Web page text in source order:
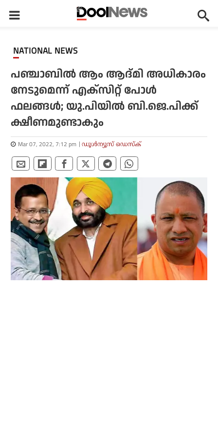
NATIONAL NEWS
പഞ്ചാബില്‍ ആം ആദ്മി അധികാരം
നേടുമെന്ന് എക്‌സിറ്റ് പോള്‍
ഫലങ്ങള്‍; യു.പിയില്‍ ബി.ജെ.പിക്ക്
ക്ഷീണമുണ്ടാകും
Mar 07, 2022, 7:12 pm ഡൂള്‍ന്യൂസ് ഡെസ്‌ക്